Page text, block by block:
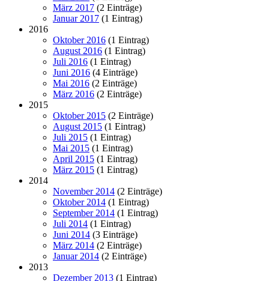
März 2017 (2 Einträge)
Januar 2017 (1 Eintrag)
2016
Oktober 2016 (1 Eintrag)
August 2016 (1 Eintrag)
Juli 2016 (1 Eintrag)
Juni 2016 (4 Einträge)
Mai 2016 (2 Einträge)
März 2016 (2 Einträge)
2015
Oktober 2015 (2 Einträge)
August 2015 (1 Eintrag)
Juli 2015 (1 Eintrag)
Mai 2015 (1 Eintrag)
April 2015 (1 Eintrag)
März 2015 (1 Eintrag)
2014
November 2014 (2 Einträge)
Oktober 2014 (1 Eintrag)
September 2014 (1 Eintrag)
Juli 2014 (1 Eintrag)
Juni 2014 (3 Einträge)
März 2014 (2 Einträge)
Januar 2014 (2 Einträge)
2013
Dezember 2013 (1 Eintrag)